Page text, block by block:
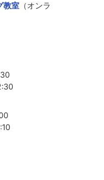
教室（オンラ